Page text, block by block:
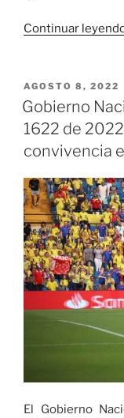
Continuar
PUBLICADO
EL
AGOSTO 8, 2022
Gobierno
1622 de
convivencia
El Gobierno